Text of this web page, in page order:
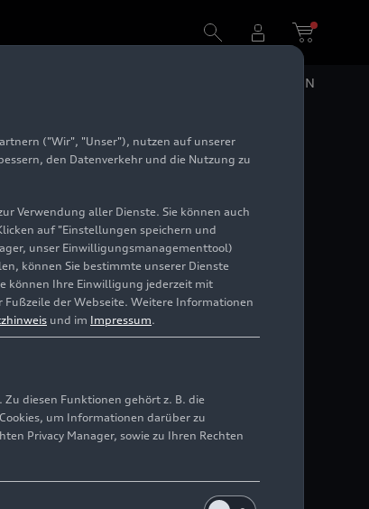
EN
("Wir", "Unser"), nutzen auf unserer
den Datenverkehr und die Nutzung zu
Verwendung aller Dienste. Sie können auch
auf "Einstellungen speichern und
unser Einwilligungsmanagementtool)
können Sie bestimmte unserer Dienste
können Ihre Einwilligung jederzeit mit
der Webseite. Weitere Informationen
und im Impressum.
diesen Funktionen gehört z. B. die
um Informationen darüber zu
Privacy Manager, sowie zu Ihren Rechten